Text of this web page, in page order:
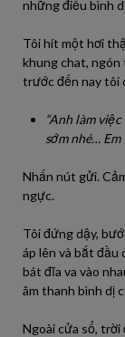
những điều bình
Tôi hít một hơi
khung chat,
trước đến nay tôi
“Anh làm
sớm nhé… Em
Nhấn nút gửi.
ngực.
Tôi đứng dậy,
áp lên và bắt đầu
bát đĩa va vào
âm thanh bình dị
Ngoài cửa sổ, trời